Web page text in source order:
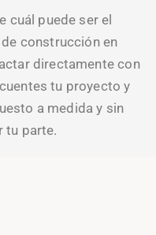
cuál puede ser el
construcción en
directamente con
tu proyecto y
a medida y sin
tu parte.